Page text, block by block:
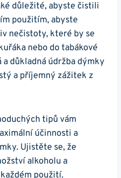
důležité, abyste čistili
použitím, abyste
nečistoty, které by se
nebo do tabákové
a důkladná údržba dýmky
a příjemný zážitek z
tipů vám
účinnosti a
Ujistěte se, že
alkoholu a
použití.